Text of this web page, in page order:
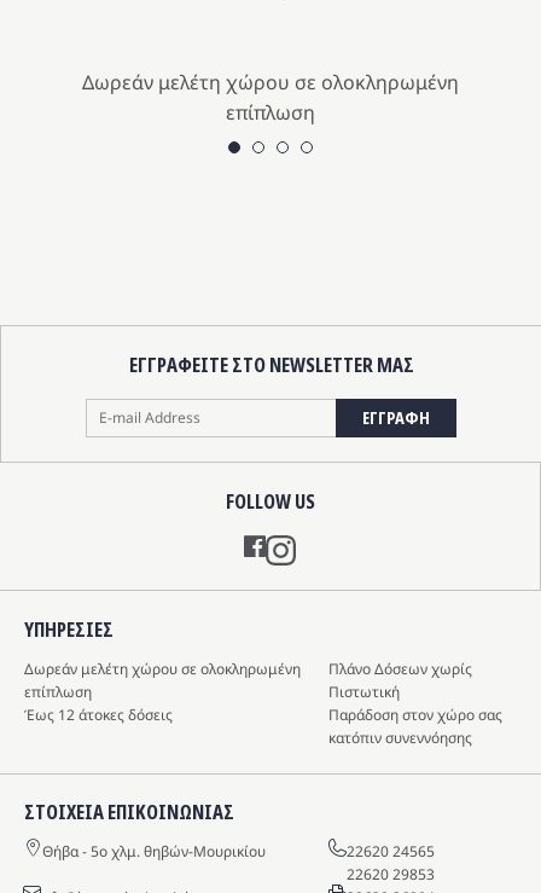
Δωρεάν μελέτη χώρου σε ολοκληρωμένη
επίπλωση
FOLLOW US
Instagram
ΕΓΓΡΑΦΕΙΤΕ ΣΤΟ NEWSLETTER ΜΑΣ
ΕΓΓΡΑΦΗ
ΥΠΗΡΕΣIΕΣ
Δωρεάν μελέτη χώρου σε ολοκληρωμένη
επίπλωση
Πλάνο Δόσεων χωρίς
Πιστωτική
Έως 12 άτοκες δόσεις
Παράδοση στον χώρο σας
κατόπιν συνεννόησης
ΣΤΟΙΧΕΙΑ ΕΠΙΚΟΙΝΩΝΙΑΣ
Θήβα - 5o χλμ. θηβών-Μουρικίου
22620 24565
22620 29853